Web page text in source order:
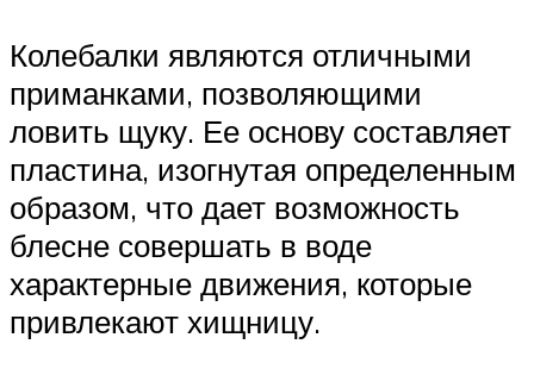
Колебалки являются отличными
приманками, позволяющими
ловить щуку. Ее основу составляет
пластина, изогнутая определенным
образом, что дает возможность
блесне совершать в воде
характерные движения, которые
привлекают хищницу.